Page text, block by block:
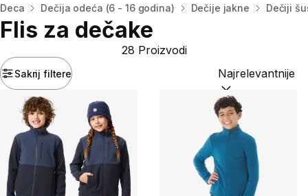
Početna stranica
Deca Dečija odeća (6 - 16 godina) Dečije jakne Dečiji
Flis za dečake
Sakrij filtere
28 Proizvodi
Sortiraj po: